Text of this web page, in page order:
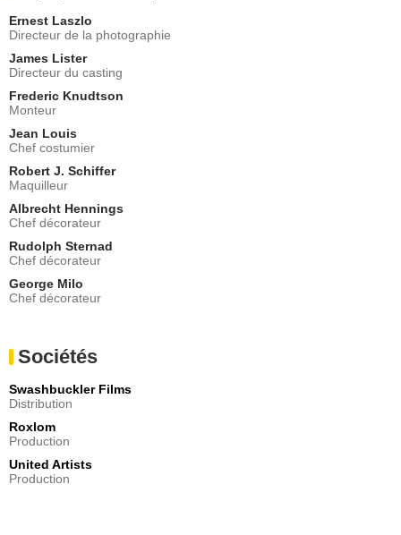
Ernest Laszlo
Directeur de la photographie
James Lister
Directeur du casting
Frederic Knudtson
Monteur
Jean Louis
Chef costumier
Robert J. Schiffer
Maquilleur
Albrecht Hennings
Chef décorateur
Rudolph Sternad
Chef décorateur
George Milo
Chef décorateur
Sociétés
Swashbuckler Films
Distribution
Roxlom
Production
United Artists
Production